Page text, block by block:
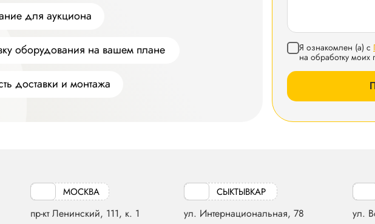
для аукциона
оборудования на вашем плане
доставки и монтажа
Я ознакомлен (а) с
на обработку
МОСКВА
пр-кт Ленинский, 111, к. 1
СЫКТЫВКАР
ул. Интернациональная, 78
ул.